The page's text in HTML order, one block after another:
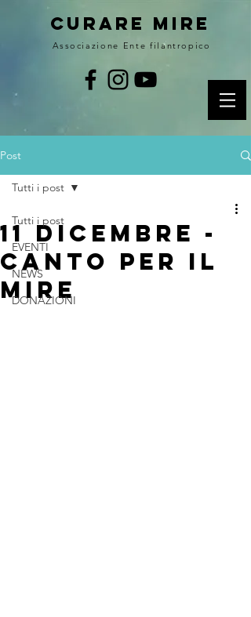
curare MIRE
Associazione Ente filantropico
Post
Tutti i post
EVENTI
NEWS
DONAZIONI
Tutti i post
11 dicembre -
Canto per il
MIRE